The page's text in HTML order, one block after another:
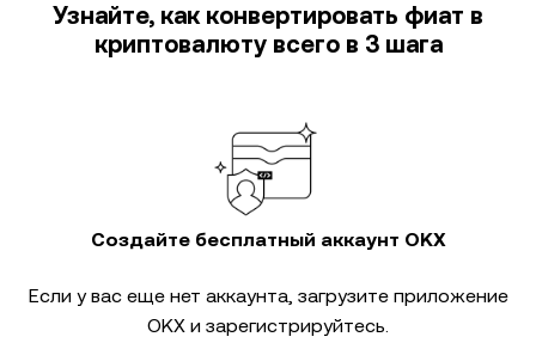
Узнайте, как конвертировать фиат в
криптовалюту всего в 3 шага
Создайте бесплатный аккаунт OKX
Если у вас еще нет аккаунта, загрузите приложение
OKX и зарегистрируйтесь.